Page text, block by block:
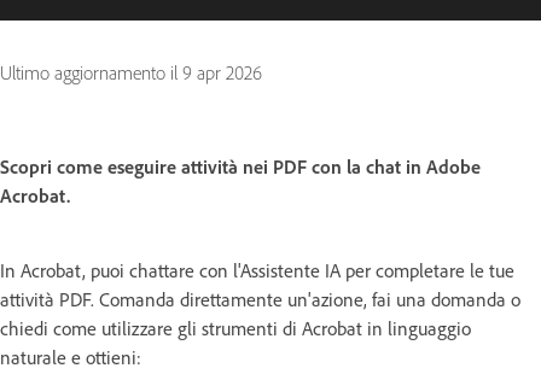
Ultimo aggiornamento il 9 apr 2026
Scopri come eseguire attività nei PDF con la chat in Adobe
Acrobat.
In Acrobat, puoi chattare con l'Assistente IA per completare le tue
attività PDF. Comanda direttamente un'azione, fai una domanda o
chiedi come utilizzare gli strumenti di Acrobat in linguaggio
naturale e ottieni: